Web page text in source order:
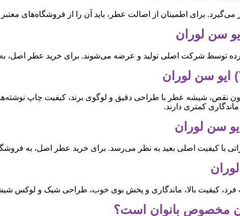
برای اطمینان از اصالت عطر، باید آن را از فروشگاه‌های
توسط شرکت اصلی تولید و عرضه می‌شوند. برای خرید عطر اصل، به
نقص، شیشه عطر با طراحی دقیق و لوگوی برند، کیفیت چاپ
کمتری دارند.
با کیفیت اصلی بعید به نظر می‌رسد. برای خرید عطر اصل، به
کیفیت بالا، ماندگاری و پخش بوی خوب، طراحی شیک و لوکس